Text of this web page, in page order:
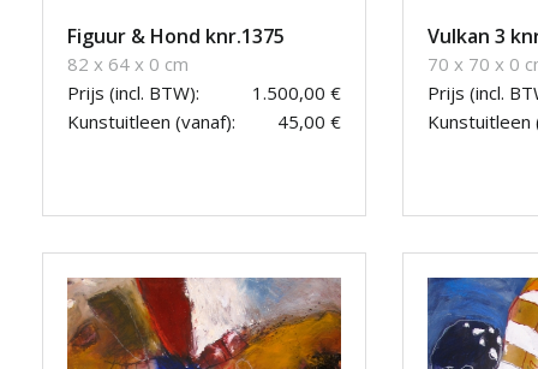
Figuur & Hond knr.1375
82 x 64 x 0 cm
Prijs (incl. BTW):
1.500,00 €
Kunstuitleen (vanaf):
45,00 €
Vulkan 3
70 x 70 x 0
Prijs (incl.
Kunstuitleen